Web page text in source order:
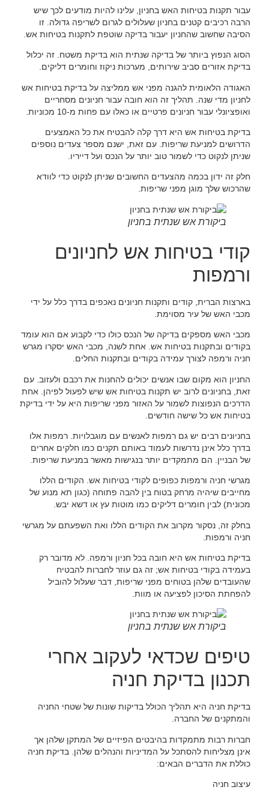
עבור תקנות בטיחות האש בחניון, עלינו להיות מודעים לכך שיש
הרבה רכיבים קטנים בחניון שעלולים לגרום לשריפה גדולה. זו
הסיבה שחשוב שהחניון יעבור בדיקה שוטפת לתקנות בטיחות אש.
הסוג הנפוץ ביותר של בדיקה שנתית הוא בדיקת משטח. זה יכלול
בדיקת אזורים סביב שירותים, מערכות ניקוז וחומרים דליקים.
האגודה הלאומית להגנה מפני אש ממליצה על בדיקת בטיחות אש
לחניון מדי שנה. תהליך זה הוא חובה עבור חניונים מסחריים
ואופציונלי עבור חניונים פרטיים או כאלו עם פחות מ-10 מכוניות.
בדיקת בטיחות אש היא דרך קלה להבטיח את כל האמצעים
הדרושים למניעת שריפות. עם זאת, ישנם מספר צעדים נוספים
שניתן לנקוט כדי לשמור טוב יותר על הנכס ועל דייריו.
חלק זה ידון בכמה מהצעדים החשובים שניתן לנקוט כדי לוודא
שהרכוש שלך מוגן מפני שריפות.
ביקורת אש שנתית בחניון
קודי בטיחות אש לחניונים
ורמפות
בארצות הברית, קודים ותקנות חניונים נאכפים בדרך כלל על ידי
מכבי האש של עיר מסוימת.
מכבי האש מספקים בדיקה של הנכס כולו כדי לקבוע אם הוא עומד
בקודים ובתקנות בטיחות אש. אחת לשנה, מכבי האש יסקרו מגרש
חניה ורמפה לצורך עמידה בקודים ובתקנות החלים.
החניון הוא מקום שבו אנשים יכולים להחנות את רכבם ולעזוב. עם
זאת, בחניונים לרוב יש תקנות בטיחות אש שיש לפעול לפיהן. אחת
הדרכים הנפוצות לשמור על האזור מפני שריפות היא על ידי בדיקת
בטיחות אש כל שישה חודשים.
בחניונים רבים יש גם רמפות לאנשים עם מוגבלויות. רמפות אלו
בדרך כלל אינן נדרשות לעמוד באותם תקנים כמו חלקים אחרים
של הבניין. הם מתמקדים יותר בנגישות מאשר במניעת שריפות.
מגרשי חניה ורמפות כפופים לקודי בטיחות אש. הקודים הללו
מחייבים שיהיה מרחק בטוח בין להבה פתוחה (כגון תא מנוע של
מכונית) לבין חומרים דליקים כמו מוטות עץ או דשא יבש.
בחלק זה, נסקור מקרוב את הקודים הללו ואת השפעתם על מגרשי
חניה ורמפות.
בדיקת בטיחות אש היא חובה בכל חניון ורמפה. לא מדובר רק
בעמידה בקודי בטיחות אש; זה גם עוזר לחברות להבטיח
שהעובדים שלהן בטוחים מפני שריפות, דבר שעלול להוביל
להפחתת הסיכון לפציעה או מוות.
ביקורת אש שנתית בחניון
טיפים שכדאי לעקוב אחרי
תכנון בדיקת חניה
בדיקת חניה היא תהליך הכולל בדיקות שונות של שטחי החניה
והמתקנים של החברה.
חברות רבות מתמקדות בהיבטים הפיזיים של המתקן שלהן אך
אינן מצליחות להסתכל על המדיניות והנהלים שלהן. בדיקת חניה
כוללת את הדברים הבאים:
עיצוב חניה